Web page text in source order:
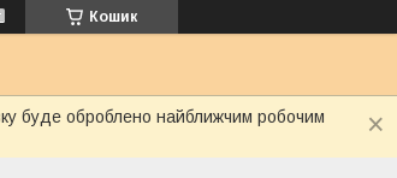
Кошик
буде оброблено найближчим робочим